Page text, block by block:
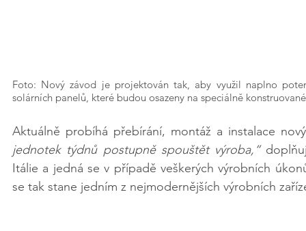
Foto: Nový závod je projektován tak, aby využil naplno
solárních panelů, které budou osazeny na speciálně
Aktuálně probíhá přebírání, montáž a instalace
jednotek týdnů postupně spouštět výroba,“
Itálie a jedná se v případě veškerých výrobních
se tak stane jedním z nejmodernějších výrobních